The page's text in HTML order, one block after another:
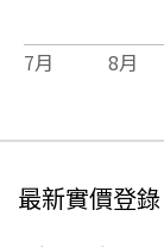
7月 8月
最新實價登錄